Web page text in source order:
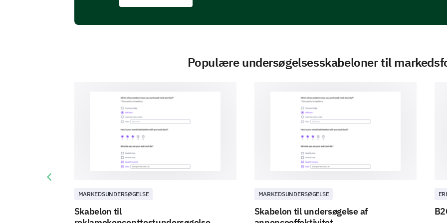
Populære undersøgelsesskabeloner til
MARKEDSUNDERSØGELSE
Skabelon til
MARKEDSUNDERSØGELSE
Skabelon til undersøgelse af
Previous slide